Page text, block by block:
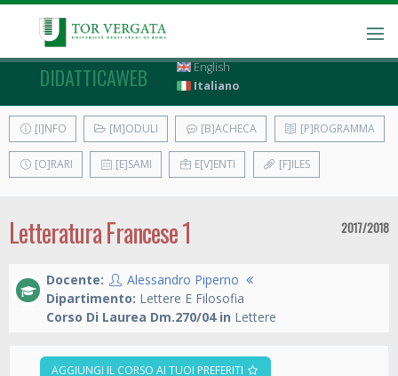
DIDATTICAWEB
English
Italiano
[I]NFO [M]ODULI [B]ACHECA [P]ROGRAMMA
[O]RARI [E]SAMI E[V]ENTI [F]ILES
Letteratura Francese 1 2017/2018
Docente:
Alessandro Piperno
Dipartimento: Lettere E Filosofia
Corso Di Laurea Dm.270/04 in Lettere
AGGIUNGI IL CORSO AI TUOI PREFERITI